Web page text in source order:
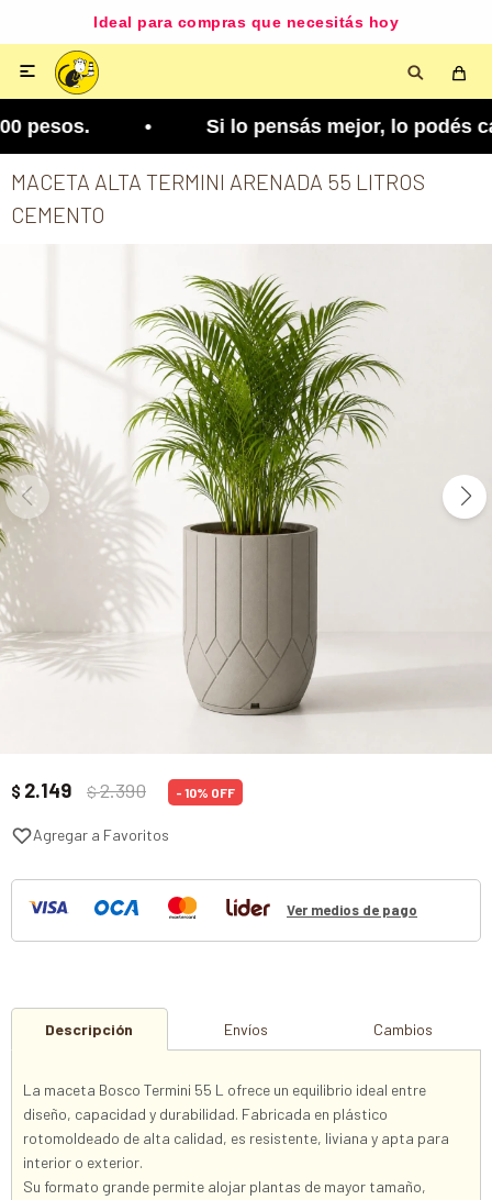
Ideal para compras que necesitás hoy

pesos. • Si lo pensás mejor, lo podés
MACETA ALTA TERMINI ARENADA 55 LITROS
CEMENTO
$ 2.149 $2.390 10
Ver medios de pago
Descripción Envíos Cambios
La maceta Bosco Termini 55 L ofrece un equilibrio ideal entre
diseño, capacidad y durabilidad. Fabricada en plástico
rotomoldeado de alta calidad, es resistente, liviana y apta para
interior o exterior.
Su formato grande permite alojar plantas de mayor tamaño,